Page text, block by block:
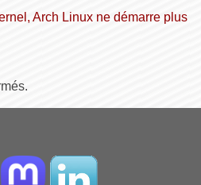
Arch Linux ne démarre plus